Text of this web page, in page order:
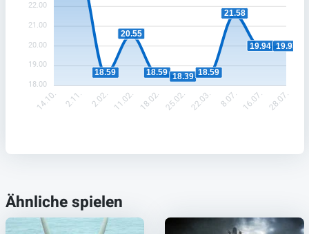
22.00
21.00
20.00
19.00
18.00
18.59
20.55
18.59 18.39 18.59
21.58
19.94 19.93
14.10. 2.11. 2.02. 11.02. 18.02. 25.02. 22.03. 8.07. 16.07. 28.07.
Ähnliche spielen